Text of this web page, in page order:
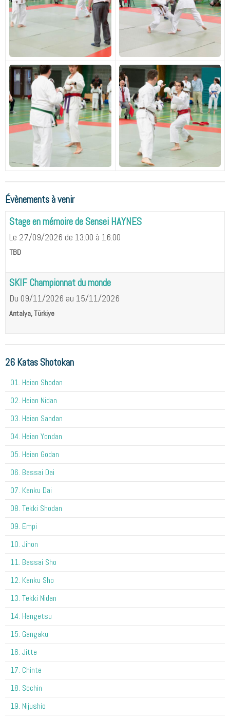
Évènements à venir
Stage en mémoire de Sensei HAYNES
Le 27/09/2026 de 13:00 à 16:00
TBD
SKIF Championnat du monde
Du 09/11/2026 au 15/11/2026
Antalya, Türkiye
26 Katas Shotokan
01. Heian Shodan
02. Heian Nidan
03. Heian Sandan
04. Heian Yondan
05. Heian Godan
06. Bassai Dai
07. Kanku Dai
08. Tekki Shodan
09. Empi
10. Jihon
11. Bassai Sho
12. Kanku Sho
13. Tekki Nidan
14. Hangetsu
15. Gangaku
16. Jitte
17. Chinte
18. Sochin
19. Nijushio